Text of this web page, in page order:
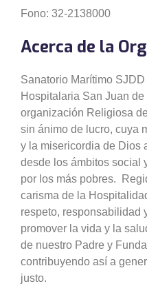
Fono: 32-2138000
Acerca de la
Sanatorio Marítimo
Hospitalaria San Juan de
organización Religiosa
sin ánimo de lucro, cuya
y la misericordia de Dios
desde los ámbitos social
por los más pobres.
carisma de la
respeto, responsabilidad
promover la vida y la
de nuestro Padre y
contribuyendo así a
justo.